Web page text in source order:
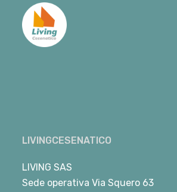
LIVINGCESENATICO
LIVING SAS
Sede operativa Via Squero 63